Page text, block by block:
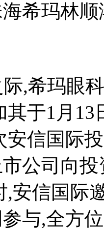
希玛林
,希玛眼
其于1月
安信国际
公司向
,安信国际
与,全方